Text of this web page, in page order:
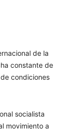
de la
constante de
condiciones
socialista
movimiento a